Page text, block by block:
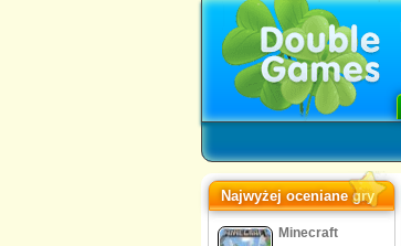
Najwyżej oceniane gry
Minecraft